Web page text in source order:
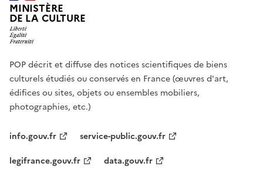
MINISTÈRE
DE LA CULTURE
POP décrit et diffuse des notices scientifiques de biens
culturels étudiés ou conservés en France (œuvres d'art,
édifices ou sites, objets ou ensembles mobiliers,
photographies, etc.)
info.gouv.fr
service-public.gouv.fr
legifrance.gouv.fr
data.gouv.fr